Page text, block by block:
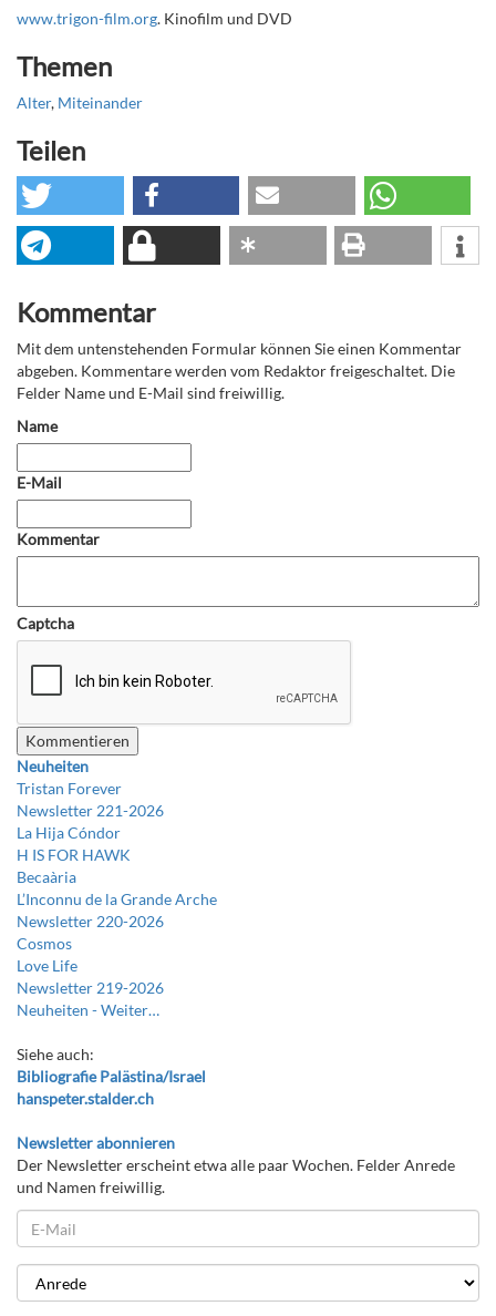
www.trigon-film.org. Kinofilm und DVD
Themen
Alter, Miteinander
Teilen
Kommentar
Mit dem untenstehenden Formular können Sie einen Kommentar
abgeben. Kommentare werden vom Redaktor freigeschaltet. Die
Felder Name und E-Mail sind freiwillig.
Name
E-Mail
Kommentar
Captcha
Neuheiten
Tristan Forever
Newsletter 221-2026
La Hija Cóndor
H IS FOR HAWK
Becaària
L’Inconnu de la Grande Arche
Newsletter 220-2026
Cosmos
Love Life
Newsletter 219-2026
Neuheiten -Weiter…
Siehe auch:
Bibliografie Palästina/Israel
hanspeter.stalder.ch
Newsletter abonnieren
Der Newsletter erscheint etwa alle paar Wochen. Felder Anrede
und Namen freiwillig.